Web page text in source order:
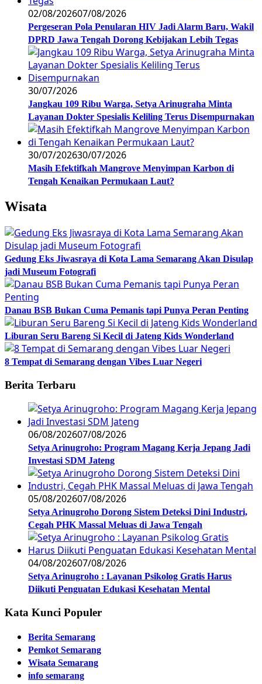
02/08/202607/08/2026
Pergeseran Pola Penularan HIV Jadi Alarm Baru, Wakil
DPRD Jawa Tengah Dorong Kebijakan Lebih Tegas
30/07/2026
Jangkau 109 Ribu Warga, Setya Arinugraha Minta
Layanan Dokter Spesialis Keliling Terus Disempurnakan
30/07/202630/07/2026
Masih Efektifkah Mangrove Menyimpan Karbon di
Tengah Kenaikan Permukaan Laut?
Wisata
Gedung Eks Jiwasraya di Kota Lama Semarang Akan Disulap
jadi Museum Fotografi
Danau BSB Bukan Cuma Pemanis tapi Punya Peran Penting
Liburan Seru Bareng Si Kecil di Jateng Kids Wonderland
8 Tempat di Semarang dengan Vibes Luar Negeri
Berita Terbaru
06/08/202607/08/2026
Setya Arinugroho: Program Magang Kerja Jepang Jadi
Investasi SDM Jateng
05/08/202607/08/2026
Setya Arinugroho Dorong Sistem Deteksi Dini Industri,
Cegah PHK Massal Meluas di Jawa Tengah
04/08/202607/08/2026
Setya Arinugroho : Layanan Psikolog Gratis Harus
Diikuti Penguatan Edukasi Kesehatan Mental
Kata Kunci Populer
Berita Semarang
Pemkot Semarang
Wisata Semarang
info semarang